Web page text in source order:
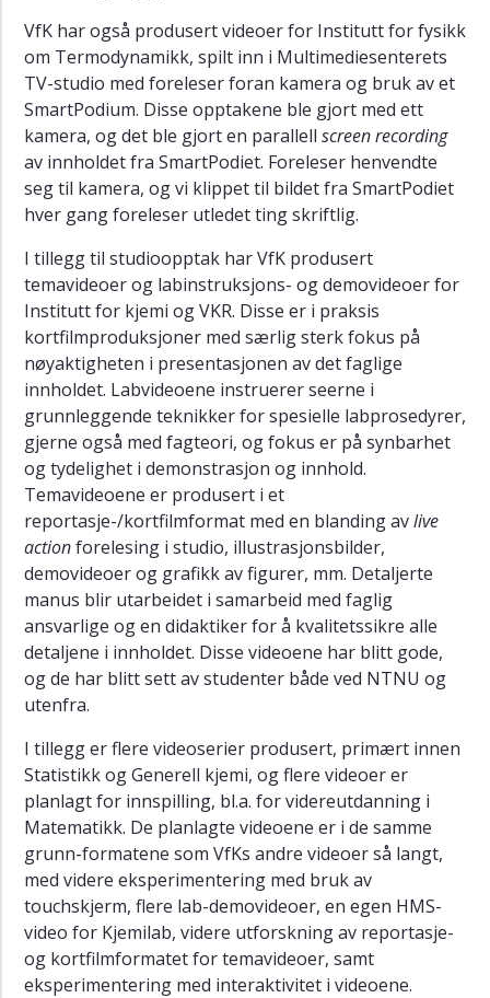
VfK har også produsert videoer for Institutt for fysikk
om Termodynamikk, spilt inn i Multimediesenterets
TV-studio med foreleser foran kamera og bruk av et
SmartPodium. Disse opptakene ble gjort med ett
kamera, og det ble gjort en parallell screen recording
av innholdet fra SmartPodiet. Foreleser henvendte
seg til kamera, og vi klippet til bildet fra SmartPodiet
hver gang foreleser utledet ting skriftlig.
I tillegg til studioopptak har VfK produsert
temavideoer og labinstruksjons- og demovideoer for
Institutt for kjemi og VKR. Disse er i praksis
kortfilmproduksjoner med særlig sterk fokus på
nøyaktigheten i presentasjonen av det faglige
innholdet. Labvideoene instruerer seerne i
grunnleggende teknikker for spesielle labprosedyrer,
gjerne også med fagteori, og fokus er på synbarhet
og tydelighet i demonstrasjon og innhold.
Temavideoene er produsert i et
reportasje-/kortfilmformat med en blanding avlive
actionforelesing i studio, illustrasjonsbilder,
demovideoer og grafikk av figurer, mm. Detaljerte
manus blir utarbeidet i samarbeid med faglig
ansvarlige og en didaktiker for å kvalitetssikre alle
detaljene i innholdet. Disse videoene har blitt gode,
og de har blitt sett av studenter både ved NTNU og
utenfra.
I tillegg er flere videoserier produsert, primært innen
Statistikk og Generell kjemi, og flere videoer er
planlagt for innspilling, bl.a. for videreutdanning i
Matematikk. De planlagte videoene er i de samme
grunn-formatene som VfKs andre videoer så langt,
med videre eksperimentering med bruk av
touchskjerm, flere lab-demovideoer, en egen HMS-
video for Kjemilab, videre utforskning av reportasje-
og kortfilmformatet for temavideoer, samt
eksperimentering med interaktivitet i videoene.